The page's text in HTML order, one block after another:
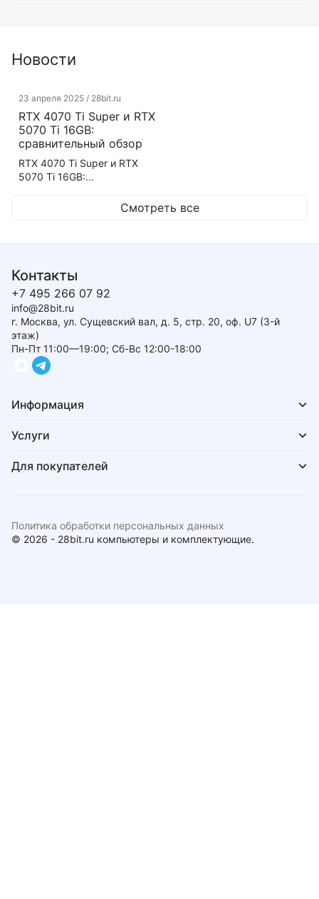
Новости
23 апреля 2025 / 28bit.ru
RTX 4070 Ti Super и RTX
5070 Ti 16GB:
сравнительный обзор
RTX 4070 Ti Super и RTX
5070 Ti 16GB:...
Смотреть все
Контакты
+7 495 266 07 92
info@28bit.ru
г. Москва, ул. Сущевский вал, д. 5, стр. 20, оф. U7 (3-й
этаж)
Пн-Пт 11:00—19:00; Сб-Вс 12:00-18:00
Информация
Услуги
Для покупателей
© 2026 - 28bit.ru компьютеры и комплектующие.
Политика обработки персональных данных